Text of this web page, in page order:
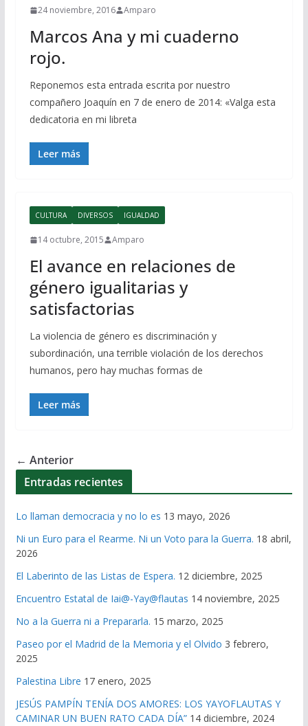
24 noviembre, 2016 Amparo
Marcos Ana y mi cuaderno
rojo.
Reponemos esta entrada escrita por nuestro
compañero Joaquín en 7 de enero de 2014: «Valga esta
dedicatoria en mi libreta
Leer más
CULTURA DIVERSOS IGUALDAD
14 octubre, 2015 Amparo
El avance en relaciones de
género igualitarias y
satisfactorias
La violencia de género es discriminación y
subordinación, una terrible violación de los derechos
humanos, pero hay muchas formas de
Leer más
← Anterior
Entradas recientes
Lo llaman democracia y no lo es 13 mayo, 2026
Ni un Euro para el Rearme. Ni un Voto para la Guerra. 18 abril,
2026
El Laberinto de las Listas de Espera. 12 diciembre, 2025
Encuentro Estatal de Iai@-Yay@flautas 14 noviembre, 2025
No a la Guerra ni a Prepararla. 15 marzo, 2025
Paseo por el Madrid de la Memoria y el Olvido 3 febrero,
2025
Palestina Libre 17 enero, 2025
JESÚS PAMPÍN TENÍA DOS AMORES: LOS YAYOFLAUTAS Y
CAMINAR UN BUEN RATO CADA DÍA” 14 diciembre, 2024